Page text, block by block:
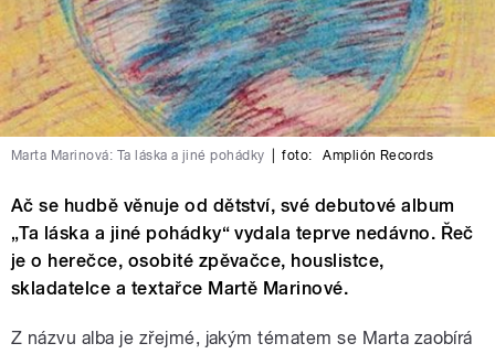
Marta Marinová: Ta láska a jiné pohádky foto: Amplión Records
Ač se hudbě věnuje od dětství, své debutové album
„Ta láska a jiné pohádky“ vydala teprve nedávno. Řeč
je o herečce, osobité zpěvačce, houslistce,
skladatelce a textařce Martě Marinové.
Z názvu alba je zřejmé, jakým tématem se Marta zaobírá